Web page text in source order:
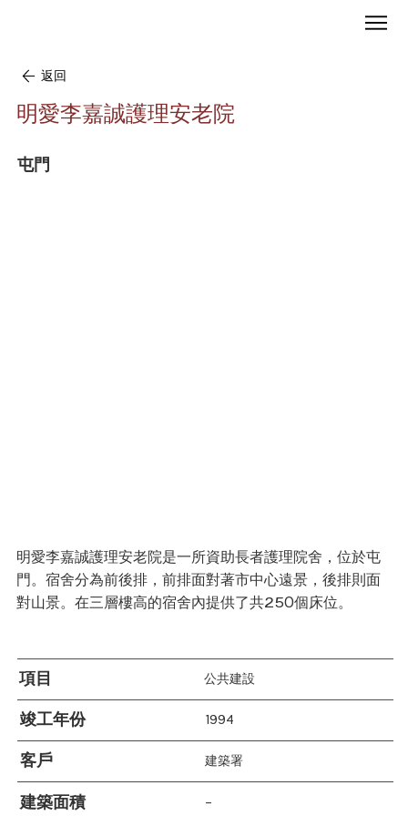
返回
明愛李嘉誠護理安老院
屯門
明愛李嘉誠護理安老院是一所資助長者護理院舍，位於屯
門。宿舍分為前後排，前排面對著市中心遠景，後排則面
對山景。在三層樓高的宿舍內提供了共250個床位。
項目 公共建設
竣工年份 1994
客戶 建築署
建築面積 –